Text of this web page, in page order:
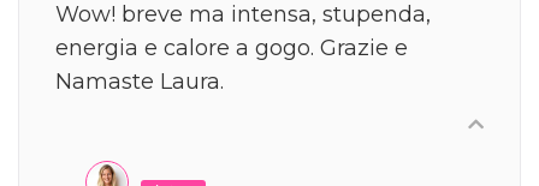
Wow! breve ma intensa, stupenda,
energia e calore a gogo. Grazie e
Namaste Laura.